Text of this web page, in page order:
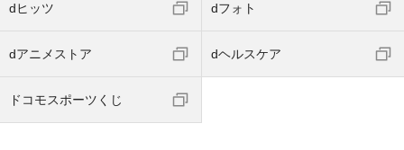
dヒッツ dフォト
dアニメストア dヘルスケア
ドコモスポーツくじ